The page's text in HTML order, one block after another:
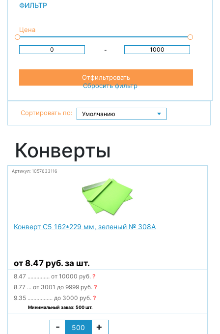
ФИЛЬТР
Цена
-
Отфильтровать
Сбросить фильтр
Сортировать по:
Конверты
Артикул: 1057633116
Конверт С5 162*229 мм, зеленый № 308А
от 8.47 руб. за шт.
8.47 ............... от 10000 руб.?
8.77 ... от 3001 до 9999 руб.?
9.35 ................. до 3000 руб.?
Минимальный заказ: 500 шт.
- +